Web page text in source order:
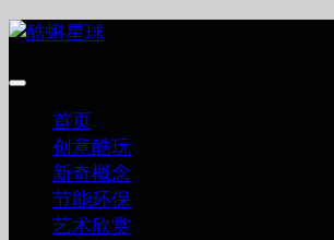
跳
内
首页
创意酷玩
新奇概念
节能环保
艺术欣赏